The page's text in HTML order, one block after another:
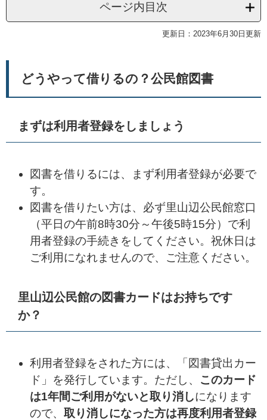
へ
ページ内目次
更新日：2023年6月30日更新
どうやって借りるの？公民館図書
まずは利用者登録をしましょう
図書を借りるには、まず利用者登録が必要で
す。
図書を借りたい方は、必ず里山辺公民館窓口
（平日の午前8時30分～午後5時15分）で利
用者登録の手続きをしてください。祝休日は
ご利用になれませんので、ご注意ください。
里山辺公民館の図書カードはお持ちです
か？
利用者登録をされた方には、「図書貸出カー
ド」を発行しています。ただし、 このカード
は1年間ご利用がないと取り消しになります
ので、 取り消しになった方は再度利用者登録